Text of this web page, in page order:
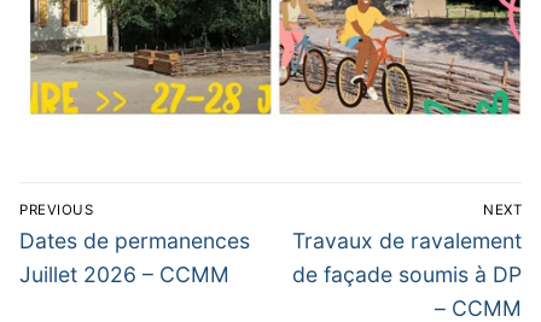
Navigation
de
l’article
PREVIOUS
Previous
post:
Dates de permanences
Juillet 2026 – CCMM
NEXT
Next
post:
Travaux de ravalement
de façade soumis à DP
– CCMM